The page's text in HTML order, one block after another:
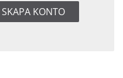
SKAPA KONTO